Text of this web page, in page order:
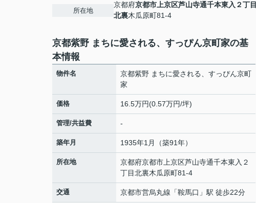
所在地
京都府京都市上京区芦山寺通千本東入２丁目
北裏木瓜原町81-4
京都紫野 まちに愛される、すっぴん京町家の基
本情報
物件名
京都紫野 まちに愛される、すっぴん京町
家
価格 16.5万円(0.57万円/坪)
管理/共益費 -
築年月 1935年1月（築91年）
所在地 京都府京都市上京区芦山寺通千本東入２
丁目北裏木瓜原町81-4
交通 京都市営烏丸線 「鞍馬口 」駅 徒歩22分